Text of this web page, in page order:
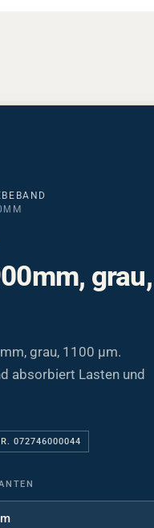
grau,
grau, 1100 µm.
absorbiert Lasten und
072746000044